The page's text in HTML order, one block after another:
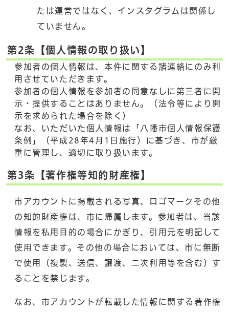
たは運営ではなく、インスタグラムは関係し
ていません。
第2条【個人情報の取り扱い】
参加者の個人情報は、本件に関する諸連絡にのみ利
用させていただきます。
参加者の個人情報を参加者の同意なしに第三者に開
示・提供することはありません。（法令等により開
示を求められた場合を除く）
なお、いただいた個人情報は「八幡市個人情報保護
条例」（平成28年4月1日施行）に基づき、市が厳
重に管理し、適切に取り扱います。
第3条【著作権等知的財産権】
市アカウントに掲載される写真、ロゴマークその他
の知的財産権は、市に帰属します。参加者は、当該
情報を私用目的の場合にかぎり、引用元を明記して
使用できます。その他の場合においては、市に無断
で使用（複製、送信、譲渡、二次利用等を含む）す
ることを禁じます。
なお、市アカウントが転載した情報に関する著作権